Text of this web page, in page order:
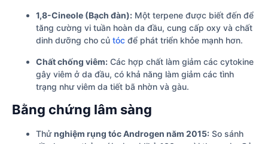
1,8-Cineole (Bạch đàn): Một terpene được biết đến để
tăng cường vi tuần hoàn da đầu, cung cấp oxy và chất
dinh dưỡng cho củ tóc để phát triển khỏe mạnh hơn.
Chất chống viêm: Các hợp chất làm giảm các cytokine
gây viêm ở da đầu, có khả năng làm giảm các tình
trạng như viêm da tiết bã nhờn và gàu.
Bằng chứng lâm sàng
Thửnghiệm rụng tóc Androgen năm 2015: So sánh